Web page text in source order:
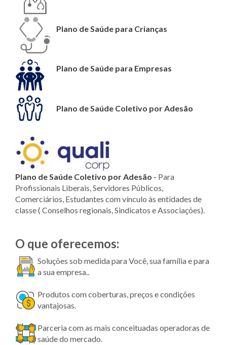
Plano de Saúde para Crianças
Plano de Saúde para Empresas
Plano de Saúde Coletivo por Adesão
Plano de Saúde Coletivo por Adesão - Para
Profissionais Liberais, Servidores Públicos,
Comerciários, Estudantes com vínculo às entidades de
classe ( Conselhos regionais, Sindicatos e Associações).
O que oferecemos:
Soluções sob medida para Você, sua família e para
a sua empresa..
Produtos com coberturas, preços e condições
vantajosas.
Parceria com as mais conceituadas operadoras de
saúde do mercado.